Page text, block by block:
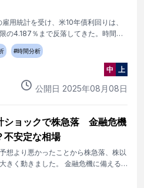
用統計を受け、米10年債利回りは、
の4.187％まで反落してきた。時間面
クルトップのタイミング。三角持ち合
ち合い継続か、煮詰まってきた米長期
#時間分析
中 上
公開日 2025年08 月08日
ショックで株急落 金融危機
不安定な相場
想より悪かったことから株急落、株以
きく動きました。 金融危機に備える